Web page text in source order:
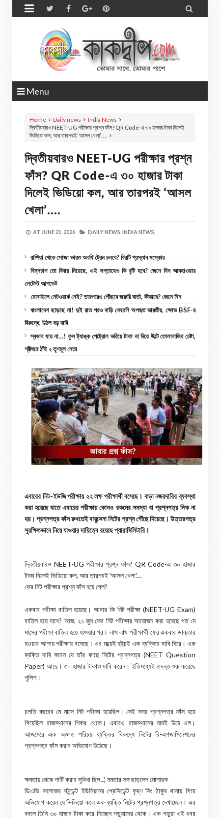
 
Menu
Home Daily news
India News
দ্বিতীয়বারও NEET-UG পরীক্ষার প্রশ্ন ফাঁস? QR Code-এ ৩০ হাজার টাকা দিলেই
ভিডিয়ো কল, আর তারপরই ‘আসল খেলা’….
দ্বিতীয়বারও NEET-UG পরীক্ষার প্রশ্ন
ফাঁস? QR Code-এ ৩০ হাজার টাকা
দিলেই ভিডিয়ো কল, আর তারপরই ‘আসল
খেলা’….
AT JUNE 21, 2026 DAILY NEWS, INDIA NEWS,
রাশিয়া থেকে সোজা ভারত অবধি ট্রেন চলবে? বিরাট প্রস্তাব মস্কোর
নিম্নচাপ তো বিদায় নিয়েছে, এই সপ্তাহেও কি বৃষ্টি হবে? জেনে নিন আবহাওয়ার
লেটেস্ট আপডেট
মোবাইলে নেটওয়ার্ক নেই? তারপরেও পৌঁছবে জরুরি বার্তা, কীভাবে? জেনে নিন
বাংলাদেশ ছাড়ছে না! দুই রাত পরও বাড়ি ফেরেনি অপহৃত ভারতীয়, ক্ষোভ BSF-র
বিরুদ্ধে, উঠল বড় দাবি
স্বভাব যায় না…! ফুল ট্যাঙ্ক পেট্রোল ভরিয়ে টাকা না দিয়ে উল্টে তোলাবাজির চেষ্টা,
শ্রীঘরে ঠাঁই ২ তৃণমূল নেতা
এবারের নিট-ইউজি পরীক্ষায় ২২ লক্ষ পরীক্ষার্থী বসেছে। কড়া নজরদারির ব্যবস্থা
করা হয়েছে যাতে এবারের পরীক্ষায় কোনও রকমের সমস্যা বা প্রশ্নপত্র লিক না
হয়। প্রশ্নপত্র ফাঁস রুখতেই বায়ুসেনা নিটের প্রশ্ন পৌঁছে দিয়েছে। উত্তরপত্র
সুরক্ষিতভাবে নিয়ে যাওয়ার দায়িত্বে রয়েছে প্যারামিলিটারি।
দ্বিতীয়বারও NEET-UG পরীক্ষার প্রশ্ন ফাঁস? QR Code-এ ৩০ হাজার
টাকা দিলেই ভিডিয়ো কল, আর তারপরই 'আসল খেলা'....
ফের নিট পরীক্ষার প্রশ্ন ফাঁস হয়ে গেল?
একবার পরীক্ষা বাতিল হয়েছে। আবার কি নিট পরীক্ষা (NEET-UG Exam)
বাতিল হয়ে যাবে? আজ, ২১ জুন ফের নিট পরীক্ষার আয়োজন করা হয়েছে গত মে
মাসের পরীক্ষা বাতিল হয়ে যাওয়ার পর। লাখ লাখ পরীক্ষার্থী ফের একবার ডাক্তার
হওয়ার আশায় পরীক্ষায় বসেছে। এর মধ্য়েই হইচই এক ব্যক্তির দাবি ঘিরে। এক
ব্যক্তি দাবি করেন যে তাঁর কাছে নিটের প্রশ্নপত্র (NEET Question
Paper) আছে। ৩০ হাজার টাকাও দাবি করেন। ইতিমধ্যেই তদন্ত শুরু করেছে
পুলিশ।
চলতি বছরের মে মাসে নিট পরীক্ষা হয়েছিল। সেই সময় প্রশ্নপত্র ফাঁস হয়ে
গিয়েছিল রাজস্থানের শিকর থেকে। এবারও রাজস্থানের নামই উঠে এল।
আজমেরে এক অজ্ঞাত পরিচয় ব্যক্তির বিরুদ্ধে নিটের রি-এগজামিনেশনের
প্রশ্নপত্র ফাঁস করার অভিযোগ উঠেছে।
ক্ষমতায় থেকে পার্টি করার সুবিধা ছিল...', মমতার সঙ্গ ছাড়লেন মোশারফ
ডিএভি কলেজের স্টুডেন্ট ইউনিয়নের প্রেসিডেন্ট কৃষ্ণ সিং ঠাকুর থানায় গিয়ে
অভিযোগ করেন যে ভিডিয়ো কলে এক ব্যক্তি নিটের প্রশ্নপত্র দেখাচ্ছেন। এর
বদলে তিনি ৩০ হাজার টাকা করে নিচ্ছেন পড়ুয়াদের থেকে। এক পড়ুয়া এই খবর